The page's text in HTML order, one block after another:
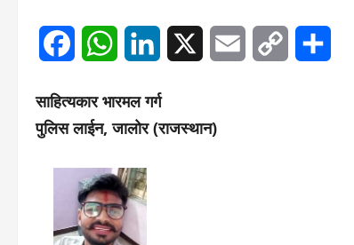
FacebookWhatsAppLinkedIn Email
Copy
साहित्यकार भारमल गर्ग
पुलिस लाईन, जालोर (राजस्थान)